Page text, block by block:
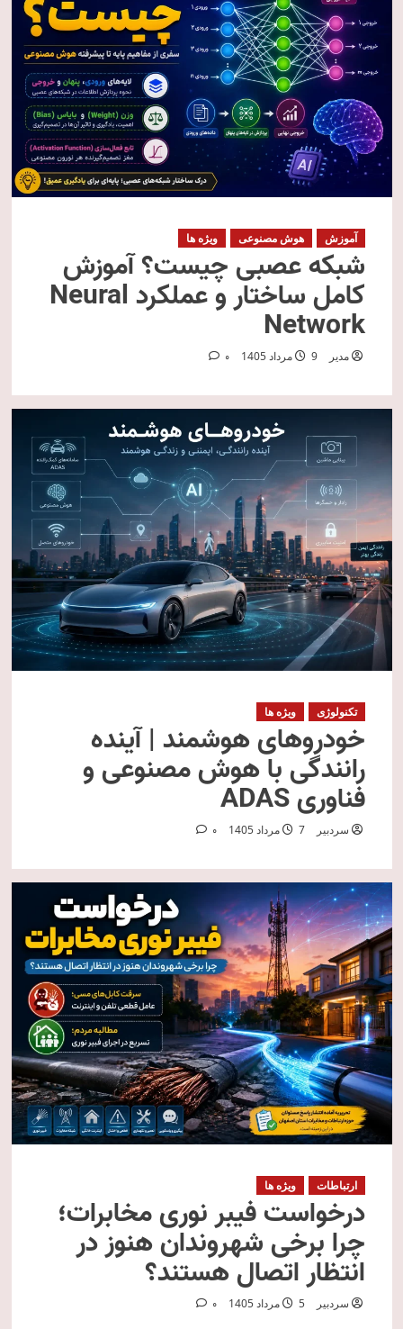
آموزش هوش مصنوعی ویژه ها
شبکه عصبی چیست؟ آموزش
کامل ساختار و عملکرد Neural
Network
مدیر 9 مرداد 1405 0
تکنولوژی ویژه ها
خودروهای هوشمند | آینده
رانندگی با هوش مصنوعی و
فناوری ADAS
سردبیر 7 مرداد 1405 0
ارتباطات ویژه ها
درخواست فیبر نوری مخابرات؛
چرا برخی شهروندان هنوز در
انتظار اتصال هستند؟
سردبیر 5 مرداد 1405 0